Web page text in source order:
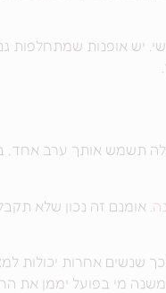
יש אופנות
תשמש אותך ערב
אומנם זה נכון שלא
אחרות יכולות
מי בפועל יממן את